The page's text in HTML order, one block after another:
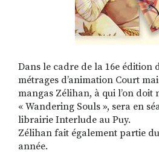
Dans le cadre de la 16e édition
métrages d’animation Court
mangas Zélihan, à qui l’on doit
« Wandering Souls », sera en
librairie Interlude au Puy.
Zélihan fait également partie
année.